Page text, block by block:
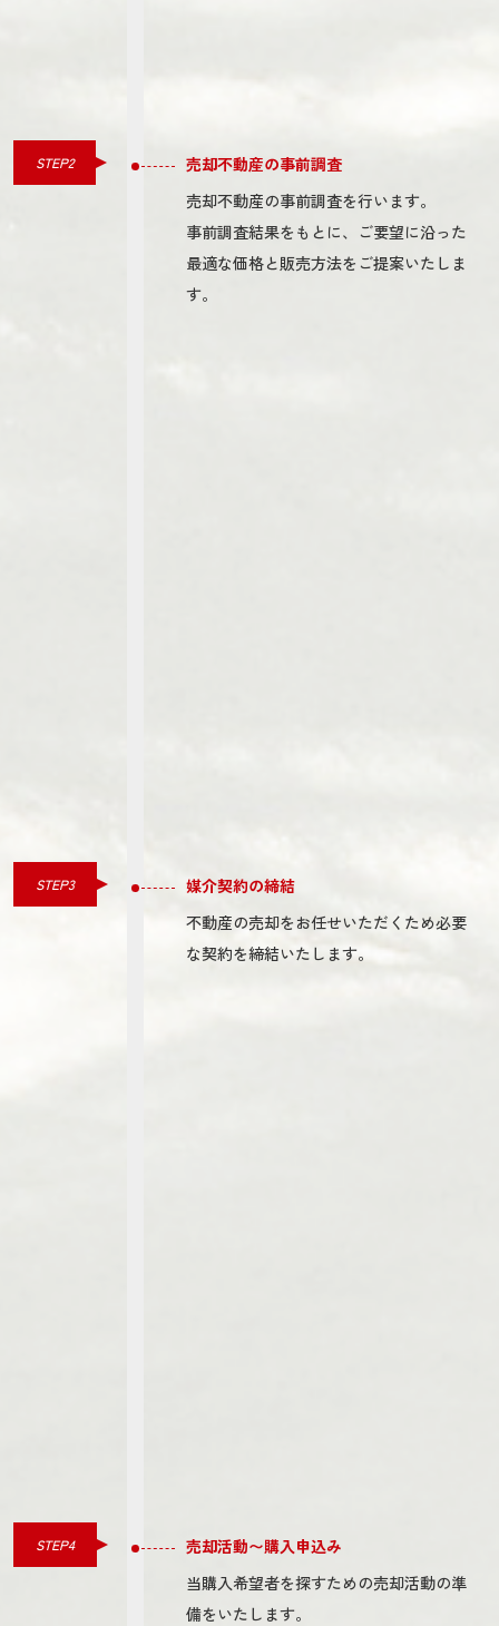
STEP2
売却不動産の事前調査
売却不動産の事前調査を行います。
事前調査結果をもとに、ご要望に沿った
最適な価格と販売方法をご提案いたしま
す。
STEP3
媒介契約の締結
不動産の売却をお任せいただくため必要
な契約を締結いたします。
STEP4
売却活動〜購入申込み
当購入希望者を探すための売却活動の準
備をいたします。